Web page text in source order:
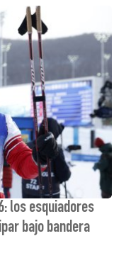
los esquiadores
bajo bandera